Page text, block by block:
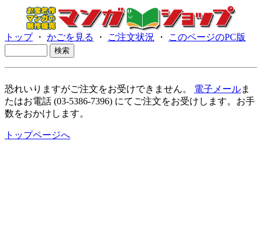
トップ・ かごを見る ・ ご注文状況 ・ このページのPC版
恐れいりますがご注文をお受けできません。 電子メールま
たはお電話 (03-5386-7396) にてご注文をお受けします。お手
数をおかけします。
トップページへ